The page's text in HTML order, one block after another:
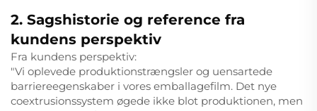
2. Sagshistorie og reference fra
kundens perspektiv
Fra kundens perspektiv:
"Vi oplevede produktionstrængsler og uensartede
barriereegenskaber i vores emballagefilm. Det nye
coextrusionssystem øgede ikke blot produktionen, men